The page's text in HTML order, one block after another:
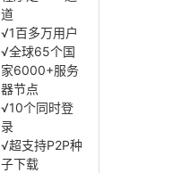
道
√1百多万用户
√全球65个国
家6000+服务
器节点
√10个同时登
录
√超支持P2P种
子下载